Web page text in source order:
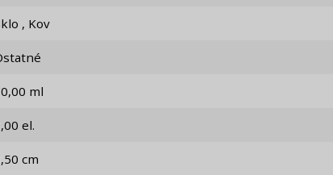
Sklo , Kov
Ostatné
70,00 ml
3,00 el.
3,50 cm